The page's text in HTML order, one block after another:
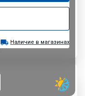
Наличие в магазинах